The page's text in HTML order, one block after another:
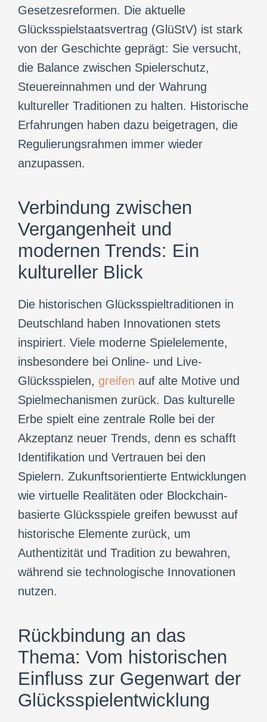
Gesetzesreformen. Die aktuelle
Glücksspielstaatsvertrag (GlüStV) ist stark
von der Geschichte geprägt: Sie versucht,
die Balance zwischen Spielerschutz,
Steuereinnahmen und der Wahrung
kultureller Traditionen zu halten. Historische
Erfahrungen haben dazu beigetragen, die
Regulierungsrahmen immer wieder
anzupassen.
Verbindung zwischen
Vergangenheit und
modernen Trends: Ein
kultureller Blick
Die historischen Glücksspieltraditionen in
Deutschland haben Innovationen stets
inspiriert. Viele moderne Spielelemente,
insbesondere bei Online- und Live-
Glücksspielen, greifen auf alte Motive und
Spielmechanismen zurück. Das kulturelle
Erbe spielt eine zentrale Rolle bei der
Akzeptanz neuer Trends, denn es schafft
Identifikation und Vertrauen bei den
Spielern. Zukunftsorientierte Entwicklungen
wie virtuelle Realitäten oder Blockchain-
basierte Glücksspiele greifen bewusst auf
historische Elemente zurück, um
Authentizität und Tradition zu bewahren,
während sie technologische Innovationen
nutzen.
Rückbindung an das
Thema: Vom historischen
Einfluss zur Gegenwart der
Glücksspielentwicklung